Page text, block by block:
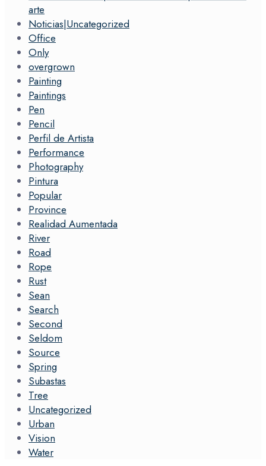
arte
Noticias|Uncategorized
Office
Only
overgrown
Painting
Paintings
Pen
Pencil
Perfil de Artista
Performance
Photography
Pintura
Popular
Province
Realidad Aumentada
River
Road
Rope
Rust
Sean
Search
Second
Seldom
Source
Spring
Subastas
Tree
Uncategorized
Urban
Vision
Water